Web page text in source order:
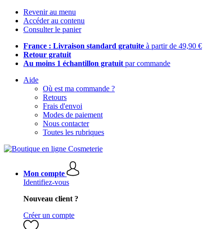
Revenir au menu
Accéder au contenu
Consulter le panier
France : Livraison standard gratuite à partir de 49,90 €
Retour gratuit
Au moins 1 échantillon gratuit par commande
Aide
Où est ma commande ?
Retours
Frais d'envoi
Modes de paiement
Nous contacter
Toutes les rubriques
Mon compte
Identifiez-vous
Nouveau client ?
Créer un compte